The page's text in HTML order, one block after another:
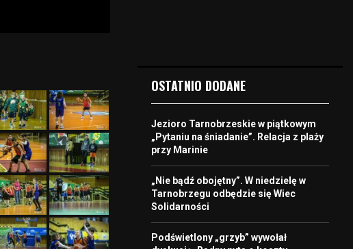
OSTATNIO DODANE
Jezioro Tarnobrzeskie w piątkowym
„Pytaniu na śniadanie”. Relacja z plaży
przy Marinie
„Nie bądź obojętny”. W niedzielę w
Tarnobrzegu odbędzie się Wiec
Solidarności
Podświetlony „grzyb” wywołał